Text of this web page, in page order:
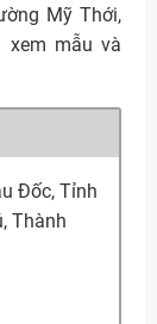
Mỹ Thới,
xem mẫu và
Đốc, Tỉnh
Thành